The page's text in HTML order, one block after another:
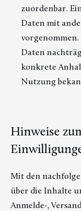
zuordenbar.
Daten mit
Daten
konkrete
Nutzung
Hinweise
Mit den
über die Inhalte
Anmelde-,